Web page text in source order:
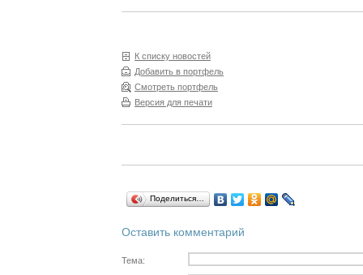
К списку новостей
Добавить в портфель
Смотреть портфель
Версия для печати
Поделиться…
Оставить комментарий
Тема: